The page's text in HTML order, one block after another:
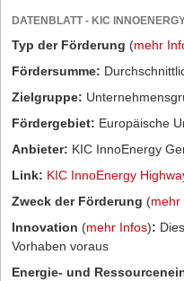
DATENBLATT - KIC
Typ der Förderung (mehr
Fördersumme:
Zielgruppe:
Fördergebiet: Europäische
Anbieter: KIC InnoEnergy
Link: KIC InnoEnergy
Zweck der Förderung (mehr
Innovation (mehr Infos):
Vorhaben voraus
Energie- und